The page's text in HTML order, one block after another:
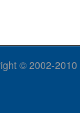
© 2002-2010